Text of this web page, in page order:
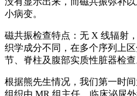
小病变。
磁共振检查特点：无 X 线辐射
织学成分不同，在多个序列上
节、脊柱及腹部实质性脏器检查
根据熊先生情况，我们第一时